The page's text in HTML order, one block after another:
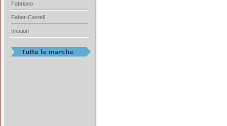
Fabriano
Faber-Castell
Imation